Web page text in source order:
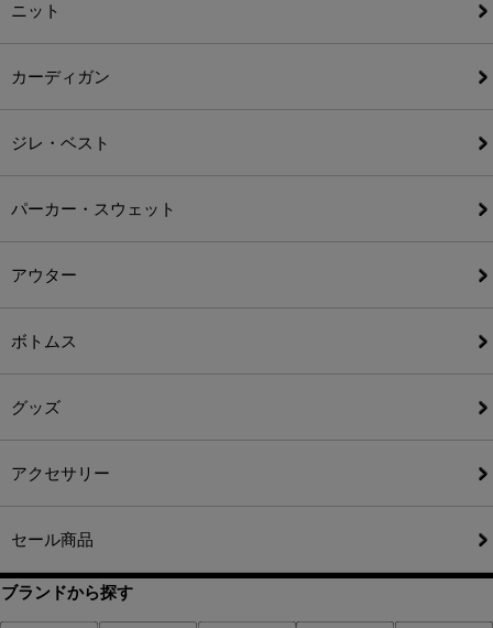
ニット
カーディガン
ジレ・ベスト
パーカー・スウェット
アウター
ボトムス
グッズ
アクセサリー
セール商品
ブランドから探す